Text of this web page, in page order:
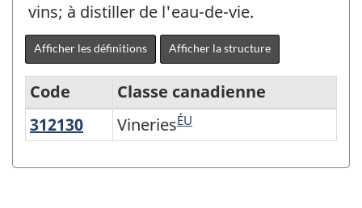
vins; à distiller de l'eau-de-vie.
Afficher les définitions Afficher la structure
Système
Code
Classe canadienne
312130 Vineries
VineriesÉU